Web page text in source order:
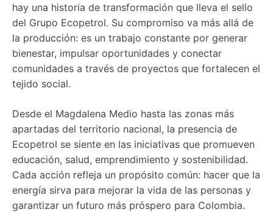
hay una historia de transformación que lleva el sello
del Grupo Ecopetrol. Su compromiso va más allá de
la producción: es un trabajo constante por generar
bienestar, impulsar oportunidades y conectar
comunidades a través de proyectos que fortalecen el
tejido social.
Desde el Magdalena Medio hasta las zonas más
apartadas del territorio nacional, la presencia de
Ecopetrol se siente en las iniciativas que promueven
educación, salud, emprendimiento y sostenibilidad.
Cada acción refleja un propósito común: hacer que la
energía sirva para mejorar la vida de las personas y
garantizar un futuro más próspero para Colombia.